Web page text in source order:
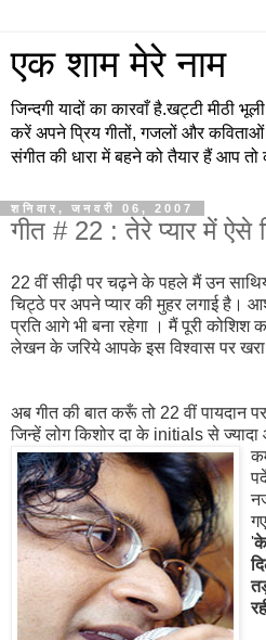
एक शाम मेरे नाम
जिन्दगी यादों का कारवाँ है.खट्टी मीठी
करें अपने प्रिय गीतों, गजलों और
संगीत की धारा में बहने को तैयार हैं आप तो
शनिवार, जनवरी 06, 2007
गीत # 22 : तेरे प्यार में ऐसे
22 वीं सीढ़ी पर चढ़ने के पहले मैं उन
चिट्ठे पर अपने प्यार की मुहर लगाई है।
प्रति आगे भी बना रहेगा । मैं पूरी
लेखन के जरिये आपके इस विश्वास पर
अब गीत की बात करूँ तो 22 वीं पायदान
जिन्हें लोग किशोर दा के initials से
'